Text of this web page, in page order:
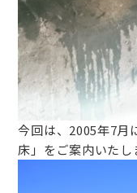
今回は、2005年7月
床」をご案内いたし